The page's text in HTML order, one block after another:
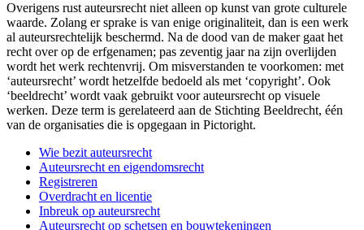
Overigens rust auteursrecht niet alleen op kunst van grote culturele
waarde. Zolang er sprake is van enige originaliteit, dan is een werk
al auteursrechtelijk beschermd. Na de dood van de maker gaat het
recht over op de erfgenamen; pas zeventig jaar na zijn overlijden
wordt het werk rechtenvrij. Om misverstanden te voorkomen: met
‘auteursrecht’ wordt hetzelfde bedoeld als met ‘copyright’. Ook
‘beeldrecht’ wordt vaak gebruikt voor auteursrecht op visuele
werken. Deze term is gerelateerd aan de Stichting Beeldrecht, één
van de organisaties die is opgegaan in Pictoright.
Wie bezit auteursrecht
Auteursrecht en eigendomsrecht
Registreren
Overdracht en licentie
Inbreuk op auteursrecht
Auteursrecht op schetsen en bouwtekeningen